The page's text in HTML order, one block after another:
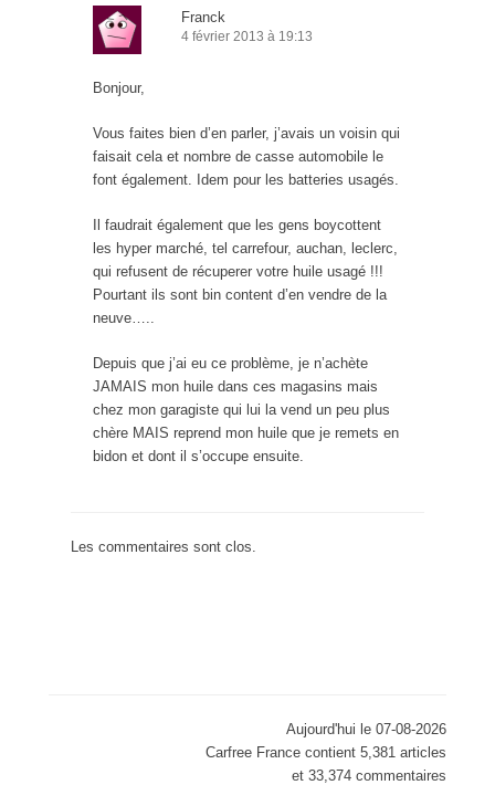
Franck
4 février 2013 à 19:13
Bonjour,
Vous faites bien d’en parler, j’avais un voisin qui
faisait cela et nombre de casse automobile le
font également. Idem pour les batteries usagés.
Il faudrait également que les gens boycottent
les hyper marché, tel carrefour, auchan, leclerc,
qui refusent de récuperer votre huile usagé !!!
Pourtant ils sont bin content d’en vendre de la
neuve…..
Depuis que j’ai eu ce problème, je n’achète
JAMAIS mon huile dans ces magasins mais
chez mon garagiste qui lui la vend un peu plus
chère MAIS reprend mon huile que je remets en
bidon et dont il s’occupe ensuite.
Les commentaires sont clos.
Aujourd'hui le 07-08-2026
Carfree France contient 5,381 articles
et 33,374 commentaires